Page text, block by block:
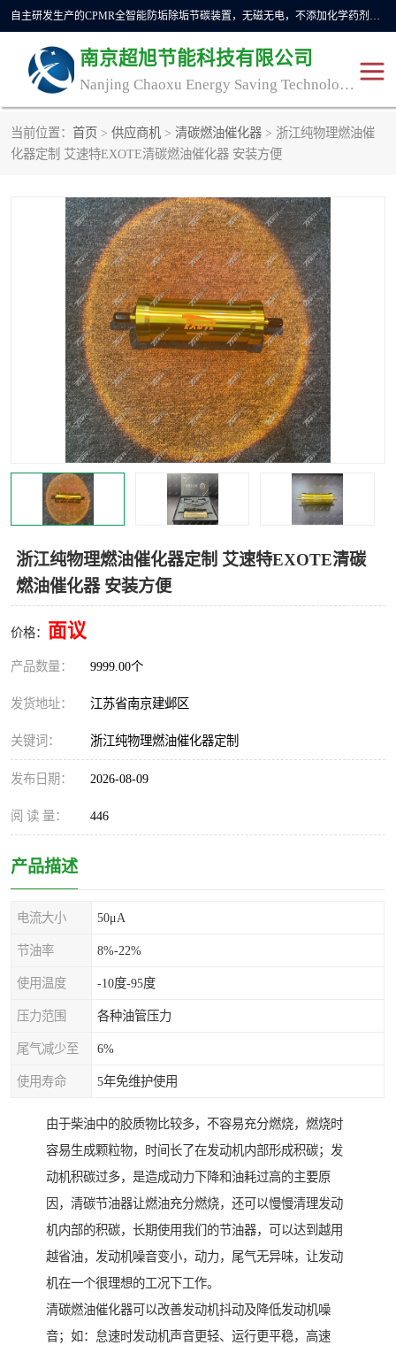
自主研发生产的CPMR全智能防垢除垢节碳装置，无磁无电，不添加化学药剂，*了国内纯物理除垢技术领域空白，其性能处于国际领先水平。广泛应用于石油炼化、钢铁冶炼、电力、煤矿、化工、供暖、压铸、汽车制造、涉水家电等行业。
南京超旭节能科技有限公司
Nanjing Chaoxu Energy Saving Technology Co., Ltd
当前位置： 首页 > 供应商机 > 清碳燃油催化器 > 浙江纯物理燃油催
化器定制 艾速特EXOTE清碳燃油催化器 安装方便
浙江纯物理燃油催化器定制 艾速特EXOTE清碳
燃油催化器 安装方便
价格： 面议
产品数量： 9999.00个
发货地址： 江苏省南京建邺区
关键词： 浙江纯物理燃油催化器定制
发布日期： 2026-08-09
阅 读 量： 446
产品描述
电流大小 50μA
节油率 8%-22%
使用温度 -10度-95度
压力范围 各种油管压力
尾气减少至 6%
使用寿命 5年免维护使用
由于柴油中的胶质物比较多，不容易充分燃烧，燃烧时
容易生成颗粒物，时间长了在发动机内部形成积碳；发
动机积碳过多，是造成动力下降和油耗过高的主要原
因，清碳节油器让燃油充分燃烧，还可以慢慢清理发动
机内部的积碳，长期使用我们的节油器，可以达到越用
越省油，发动机噪音变小，动力，尾气无异味，让发动
机在一个很理想的工况下工作。
清碳燃油催化器可以改善发动机抖动及降低发动机噪
音；如：怠速时发动机声音更轻、运行更平稳，高速
CPMR CPMR全智能防垢除垢节
碳装置
CPMR油田井下防垢防蜡 物理防垢器生产制造商
防垢除垢 防蜡除蜡
管道除垢 锅炉除垢
防垢器 CPMR商用防垢器/家用防
垢器
工业除垢 清碳燃油催化器